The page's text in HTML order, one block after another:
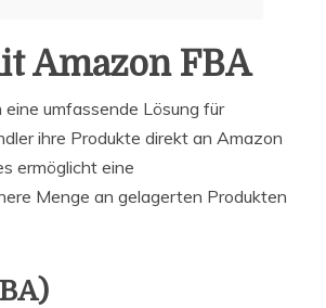
Amazon FBA
umfassende Lösung für
ihre Produkte direkt an Amazon
ermöglicht eine
Menge an gelagerten Produkten